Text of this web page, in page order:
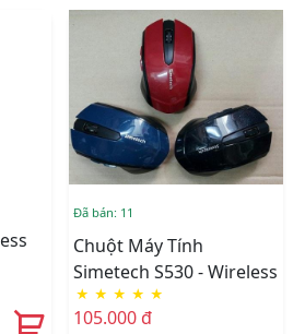
Đã bán: 11
Chuột Máy Tính
Simetech S530 - Wireless
★ ★ ★ ★ ★
105.000 đ